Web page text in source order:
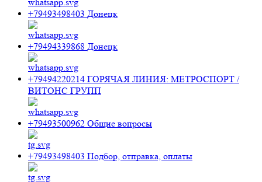
+79493498403 Донецк
+79494339868 Донецк
+79494220214 ГОРЯЧАЯ ЛИНИЯ: МЕТРОСПОРТ /
ВИТОНС ГРУПП
+79493500962 Общие вопросы
+79493498403 Подбор, отправка, оплаты